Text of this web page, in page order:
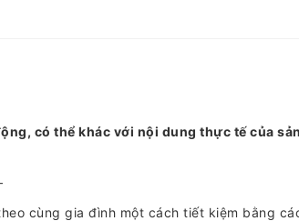
có thể khác với nội dung thực tế của
cùng gia đình một cách tiết kiệm bằng